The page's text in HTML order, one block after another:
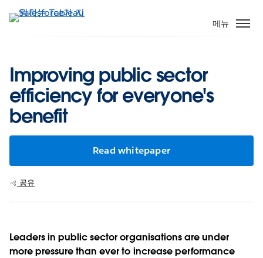
요
기
메뉴
Improving public sector
efficiency for everyone's
benefit
Read whitepaper
공유
Leaders in public sector organisations are under
more pressure than ever to increase performance